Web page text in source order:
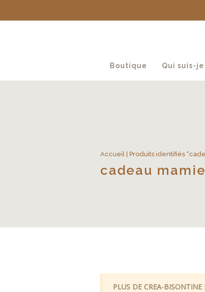
Boutique Qui suis-je
Accueil | Produits identifiés
cadeau mamie
PLUS DE CREA-